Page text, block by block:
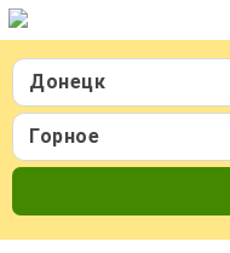
Донецк
Горное